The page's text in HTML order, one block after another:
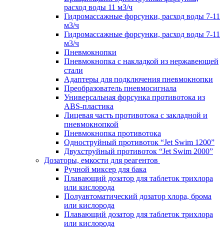
расход воды 11 м3/ч
Гидромассажные форсунки, расход воды 7-11
м3/ч
Гидромассажные форсунки, расход воды 7-11
м3/ч
Пневмокнопки
Пневмокнопка с накладкой из нержавеющей
стали
Адаптеры для подключения пневмокнопки
Преобразователь пневмосигнала
Универсальная форсунка противотока из
ABS-пластика
Лицевая часть противотока с закладной и
пневмокнопкой
Пневмокнопка противотока
Одноструйный противоток “Jet Swim 1200”
Двухструйный противоток “Jet Swim 2000”
Дозаторы, емкости для реагентов
Ручной миксер для бака
Плавающий дозатор для таблеток трихлора
или кислорода
Полуавтоматический дозатор хлора, брома
или кислорода
Плавающий дозатор для таблеток трихлора
или кислорода